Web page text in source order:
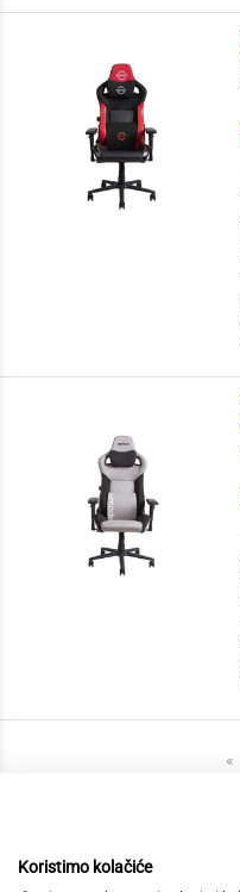
«
Koristimo kolačiće